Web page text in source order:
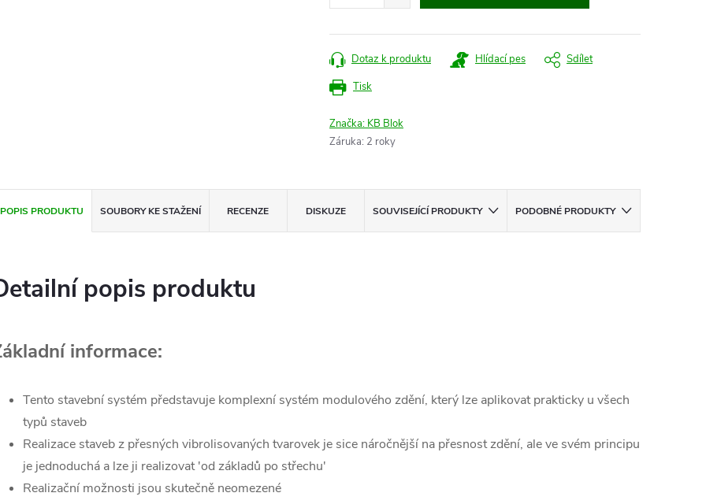
Tisk
Dotaz k produktu Hlídací pes Sdílet
Značka: KB Blok
Záruka: 2 roky
POPIS PRODUKTU SOUBORY KE STAŽENÍ RECENZE DISKUZE SOUVISEJÍCÍ PRODUKTY PODOBNÉ PRODUKTY
popis produktu
informace:
Tento stavební systém představuje komplexní systém modulového zdění, který lze aplikovat prakticky u všech
typů staveb
Realizace staveb z přesných vibrolisovaných tvarovek je sice náročnější na přesnost zdění, ale ve svém principu
je jednoduchá a lze ji realizovat 'od základů po střechu'
Realizační možnosti jsou skutečně neomezené